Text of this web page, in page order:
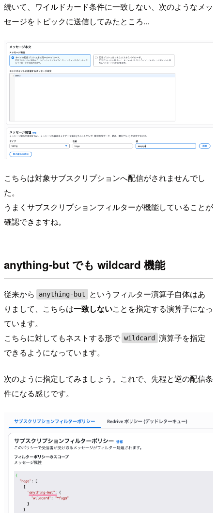
続いて、ワイルドカード条件に一致しない、次のようなメッ
セージをトピックに送信してみたところ...
こちらは対象サブスクリプションへ配信がされませんでし
た。
うまくサブスクリプションフィルターが機能していることが
確認できますね。
anything-but でも wildcard 機能
従来から anything-but
というフィルター演算子自体はあ
りまして、こちらは一致しないことを指定する演算子になっ
ています。
こちらに対してもネストする形で wildcard
演算子を指定
できるようになっています。
次のように指定してみましょう。これで、先程と逆の配信条
件になる感じです。